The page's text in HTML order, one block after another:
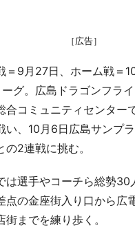
［広告］
9月27日、ホーム戦＝
ーグ。広島ドラゴンフラ
合コミュニティセンター
い、10月6日広島サンプ
の2連戦に挑む。
選手やコーチら総勢30
点の金座街入り口から広
街までを練り歩く。